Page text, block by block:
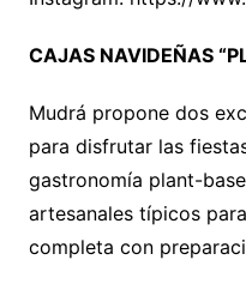
CAJAS NAVIDEÑAS
Mudrá propone dos
para disfrutar las
gastronomía plant-
artesanales típicos
completa con